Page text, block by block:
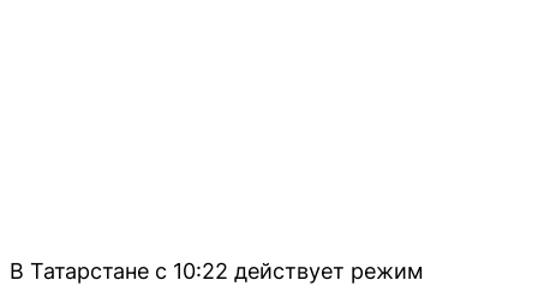
В Татарстане с 10:22 действует режим